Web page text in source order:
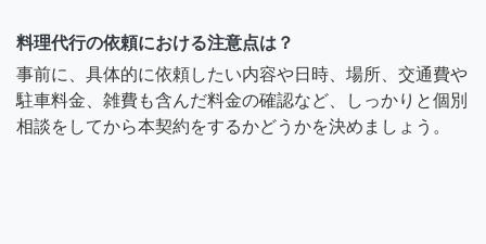
料理代行の依頼における注意点は？
事前に、具体的に依頼したい内容や日時、場所、交通費や
駐車料金、雑費も含んだ料金の確認など、しっかりと個別
相談をしてから本契約をするかどうかを決めましょう。